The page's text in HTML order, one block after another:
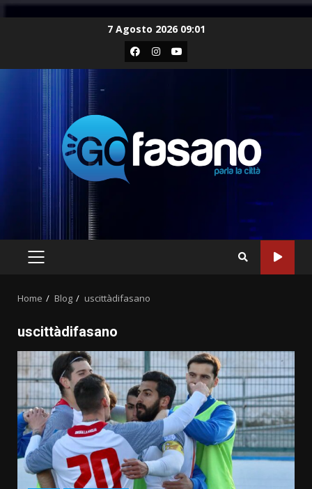
7 Agosto 2026 09:01
Facebook
Instagram
Youtube
PRIMARY
Home Blog uscittàdifasano
uscittàdifasano